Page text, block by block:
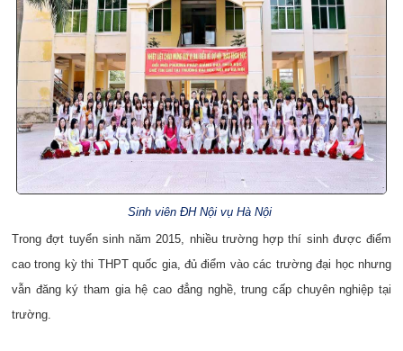
Sinh viên ĐH Nội vụ Hà Nội
Trong đợt tuyển sinh năm 2015, nhiều trường hợp thí sinh được điểm
cao trong kỳ thi THPT quốc gia, đủ điểm vào các trường đại học nhưng
vẫn đăng ký tham gia hệ cao đẳng nghề, trung cấp chuyên nghiệp tại
trường.